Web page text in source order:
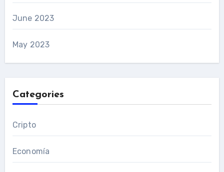
June 2023
May 2023
Categories
Cripto
Economía